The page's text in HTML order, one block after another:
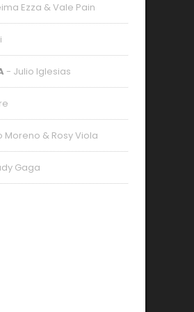
Ezza & Vale Pain
- Julio Iglesias
Moreno & Rosy Viola
Gaga